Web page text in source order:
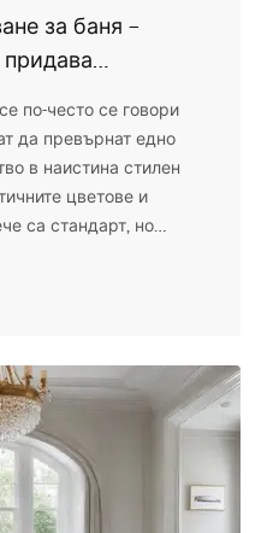
за баня –
по-често се говори
да превърнат едно
в наистина стилен
цветове и
са стандарт, но
дълбочина на банята
цветове или шарки.